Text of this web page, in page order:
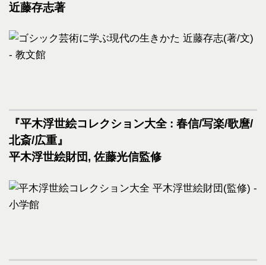
近藤存志著
『平木浮世絵コレクション大全 : 春信/写楽/歌麿/
北斎/広重』
平木浮世絵財団, 佐藤光信監修